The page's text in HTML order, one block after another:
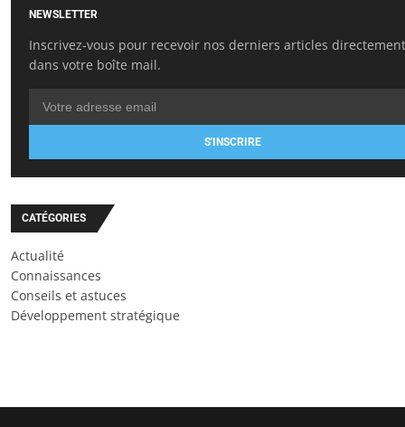
NEWSLETTER
Inscrivez-vous pour recevoir nos derniers articles directement
dans votre boîte mail.
S'INSCRIRE
CATÉGORIES
Actualité
Connaissances
Conseils et astuces
Développement stratégique